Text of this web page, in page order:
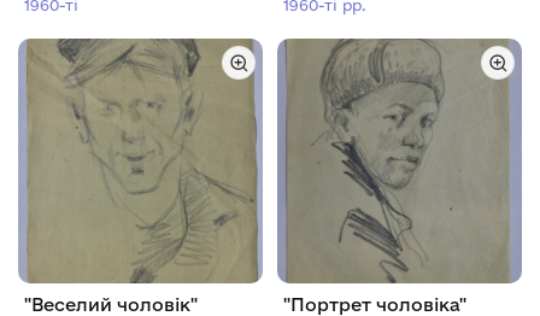
1960-ті
1960-ті рр.
"Веселий чоловік" "Портрет чоловіка"